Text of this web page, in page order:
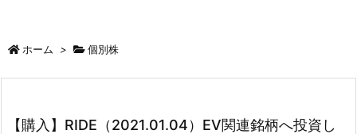
ホーム > 個別株
【購入】RIDE（2021.01.04）EV関連銘柄へ投資し